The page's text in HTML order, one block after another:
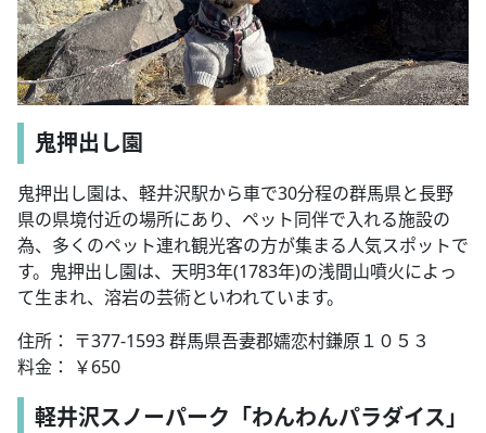
鬼押出し園
鬼押出し園は、軽井沢駅から車で30分程の群馬県と長野
県の県境付近の場所にあり、ペット同伴で入れる施設の
為、多くのペット連れ観光客の方が集まる人気スポットで
す。鬼押出し園は、天明3年(1783年)の浅間山噴火によっ
て生まれ、溶岩の芸術といわれています。
住所： 〒377-1593 群馬県吾妻郡嬬恋村鎌原１０５３
料金： ￥650
軽井沢スノーパーク「わんわんパラダイス」